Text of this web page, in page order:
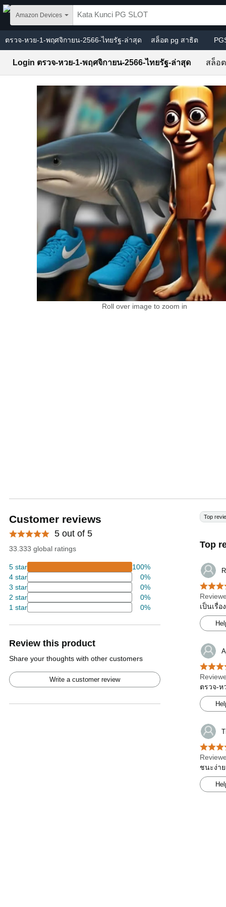
Skip to main content
Amazon Devices
ตรวจ-หวย-1-พฤศจิกายน-2566-ไทยรัฐ-ล่าสุด สล็อต pg สาธิต
Login ตรวจ-หวย-1-พฤศจิกายน-2566-ไทยรัฐ-ล่าสุด สล็อ
Roll over image to zoom in
Customer reviews
5 out of 5
33.333 global ratings
5 star
100%
4 star
0%
3 star
0%
2 star
0%
1 star
0%
Review this product
Share your thoughts with other customers
Write a customer review
Top
Top
เป็นเรื่
ตรวจ-ห
ชนะง่า